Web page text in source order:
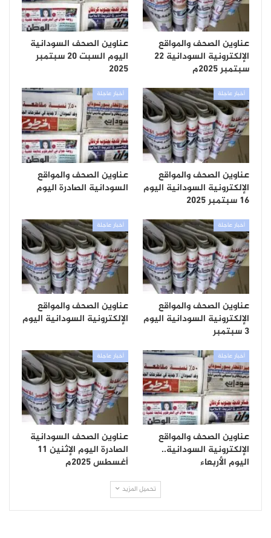
عناوين الصحف والمواقع
الإلكترونية السودانية 22
سبتمبر 2025م
عناوين الصحف السودانية
اليوم السبت 20 سبتمبر
2025
أخبار عاجلة
عناوين الصحف والمواقع
الإلكترونية السودانية اليوم
16 سبتمبر 2025
أخبار عاجلة
عناوين الصحف والمواقع
السودانية الصادرة اليوم
أخبار عاجلة
عناوين الصحف والمواقع
الإلكترونية السودانية اليوم
3 سبتمبر
أخبار عاجلة
عناوين الصحف والمواقع
الإلكترونية السودانية اليوم
أخبار عاجلة
عناوين الصحف والمواقع
الإلكترونية السودانية..
اليوم الأربعاء
أخبار عاجلة
عناوين الصحف السودانية
الصادرة اليوم الإثنين 11
أغسطس 2025م
تحميل المزيد